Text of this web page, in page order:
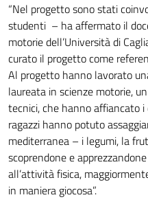
“Nel progetto sono stati
studenti – ha affermato il
motorie dell’Università di
curato il progetto come
Al progetto hanno lavorato
laureata in scienze motorie,
tecnici, che hanno affiancato
ragazzi hanno potuto
mediterranea – i legumi, la
scoprendone e
all’attività fisica,
in maniera giocosa”.